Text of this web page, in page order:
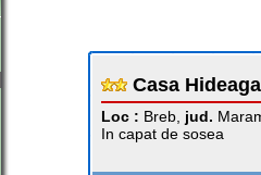
Casa Hideaga
Loc : Breb, jud.
In capat de sosea